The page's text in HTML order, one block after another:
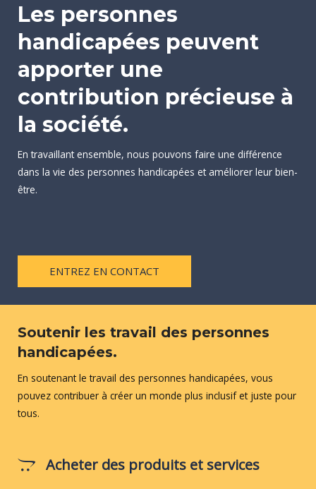
Les personnes
handicapées peuvent
apporter une
contribution précieuse à
la société.
En travaillant ensemble, nous pouvons faire une différence
dans la vie des personnes handicapées et améliorer leur bien-
être.
ENTREZ EN CONTACT
Soutenir les travail des personnes
handicapées.
En soutenant le travail des personnes handicapées, vous
pouvez contribuer à créer un monde plus inclusif et juste pour
tous.
Acheter des produits et services